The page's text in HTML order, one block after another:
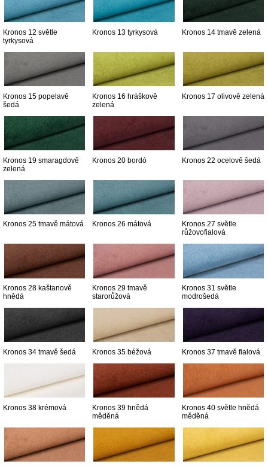
Kronos 12 světle
tyrkysová
Kronos 13 tyrkysová Kronos 14 tmavě zelená
Kronos 15 popelavě
šedá
Kronos 16 hráškově
zelená
Kronos 17 olivově zelená
Kronos 19 smaragdově
zelená
Kronos 20 bordó Kronos 22 ocelově šedá
Kronos 25 tmavě mátová Kronos 26 mátová
Kronos 27 světle
růžovofialová
Kronos 28 kaštanově
hnědá
Kronos 29 tmavě
starorůžová
Kronos 31 světle
modrošedá
Kronos 34 tmavě šedá Kronos 35 béžová Kronos 37 tmavě fialová
Kronos 38 krémová
Kronos 39 hnědá
měděná
Kronos 40 světle hnědá
měděná